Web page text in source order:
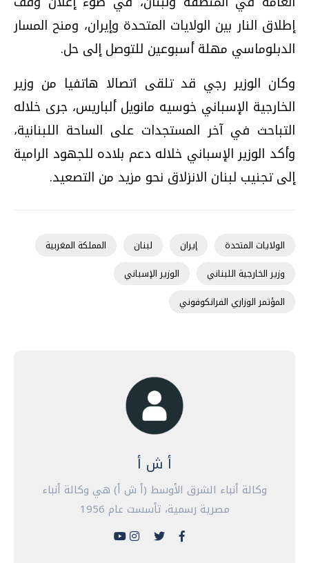
إطلاق النار بين الولايات المتحدة وإيران، ومنح المسار
الدبلوماسي مهلة أسبوعين للتوصل إلى حل.
وكان الوزير رجي قد تلقى اتصالا هاتفيا من وزير
الخارجية الإسباني خوسيه مانويل ألباريس، جرى خلاله
التباحث في آخر المستجدات على الساحة اللبنانية،
وأكد الوزير الإسباني خلاله دعم بلاده للجهود الرامية
إلى تجنيب لبنان الانزلاق نحو مزيد من التصعيد.
الولايات المتحدة إيران لبنان
المملكة المغربية
وزير الخارجية اللبناني
الوزير الإسباني
المؤتمر الوزاري الفرانكوفوني
أ ش أ
وكالة أنباء الشرق الأوسط (أ ش أ) هي وكالة أنباء
مصرية رسمية، تأسست عام 1956